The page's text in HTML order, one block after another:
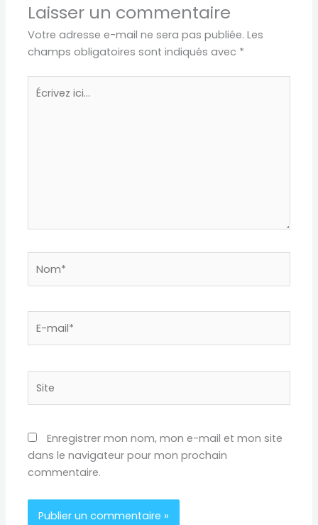
Laisser un commentaire
Votre adresse e-mail ne sera pas publiée. Les
champs obligatoires sont indiqués avec *
Écrivez
ici…
mail*
Enregistrer mon nom, mon e-mail et mon site
dans le navigateur pour mon prochain
commentaire.